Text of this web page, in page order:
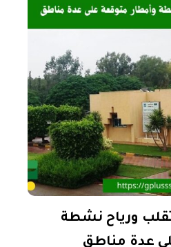
ورياح نشطة
عدة مناطق